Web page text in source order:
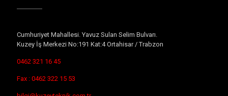
Cumhuriyet Mahallesi. Yavuz Sulan Selim Bulvarı.
Kuzey İş Merkezi No:191 Kat:4 Ortahisar / Trabzon
0462 321 16 45
Fax : 0462 322 15 53